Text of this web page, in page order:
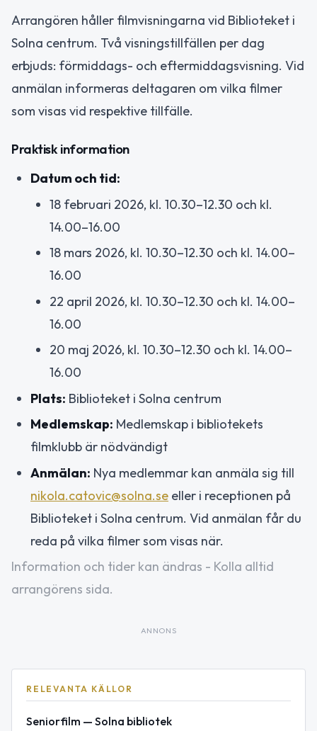
Arrangören håller filmvisningarna vid Biblioteket i
Solna centrum. Två visningstillfällen per dag
erbjuds: förmiddags- och eftermiddagsvisning. Vid
anmälan informeras deltagaren om vilka filmer
som visas vid respektive tillfälle.
Praktisk information
Datum och tid:
18 februari 2026, kl. 10.30–12.30 och kl.
14.00–16.00
18 mars 2026, kl. 10.30–12.30 och kl. 14.00–
16.00
22 april 2026, kl. 10.30–12.30 och kl. 14.00–
16.00
20 maj 2026, kl. 10.30–12.30 och kl. 14.00–
16.00
Plats: Biblioteket i Solna centrum
Medlemskap: Medlemskap i bibliotekets
filmklubb är nödvändigt
Anmälan: Nya medlemmar kan anmäla sig till
nikola.catovic@solna.se eller i receptionen på
Biblioteket i Solna centrum. Vid anmälan får du
reda på vilka filmer som visas när.
Information och tider kan ändras - Kolla alltid
arrangörens sida.
ANNONS
RELEVANTA KÄLLOR
Seniorfilm — Solna bibliotek